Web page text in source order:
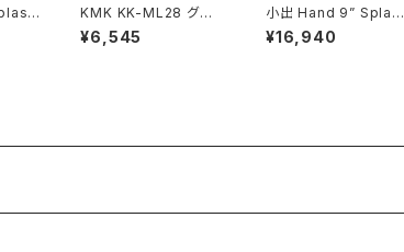
KMK KK-ML28 グロッ
ケンシュピールマレット
¥6,545
小出 Hand 9” Splash
HD-9SP
¥16,940